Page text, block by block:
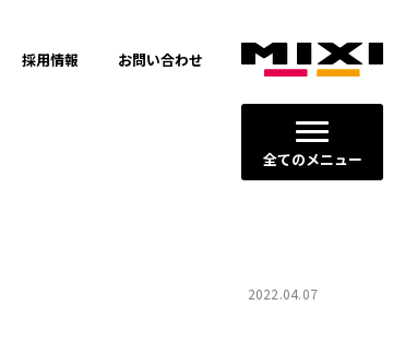
全てのメニュー
採用情報 お問い合わせ
2022.04.07